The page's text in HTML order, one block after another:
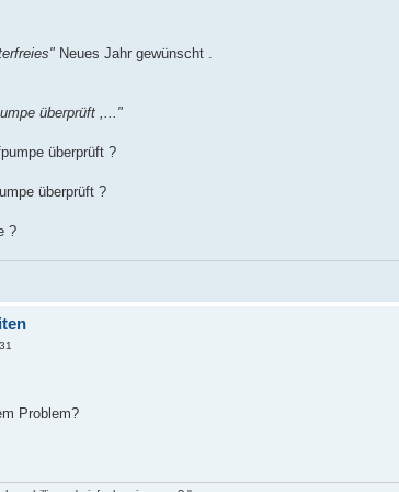
Neues Jahr gewünscht .
überprüft ,..."
überprüft ?
überprüft ?
?
Problem?